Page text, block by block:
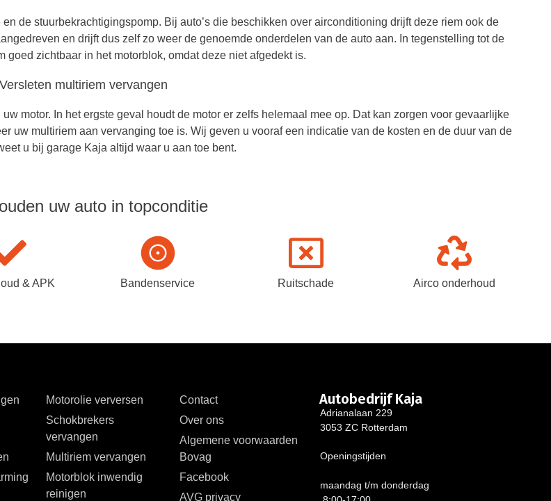
de stuurbekrachtigingspomp. Bij auto’s die beschikken over airconditioning drijft deze riem ook de
en drijft dus zelf zo weer de genoemde onderdelen van de auto aan. In tegenstelling tot de
goed zichtbaar in het motorblok, omdat deze niet afgedekt is.
Versleten multiriem vervangen
motor. In het ergste geval houdt de motor er zelfs helemaal mee op. Dat kan zorgen voor gevaarlijke
uw multiriem aan vervanging toe is. Wij geven u vooraf een indicatie van de kosten en de duur van de
u bij garage Kaja altijd waar u aan toe bent.
uw auto in topconditie
& APK Bandenservice Ruitschade Airco onderhoud
Motorolie verversen
Schokbrekers
vervangen
Multiriem vervangen
Motorblok inwendig
reinigen
Contact
Over ons
Algemene voorwaarden
Bovag
Facebook
AVG privacy
Autobedrijf Kaja
Adrianalaan 229
3053 ZC Rotterdam
Openingstijden
maandag t/m donderdag